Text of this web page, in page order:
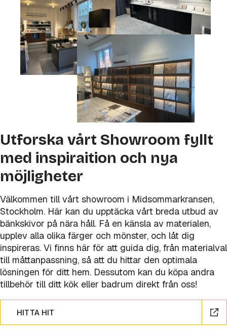
Utforska vårt Showroom fyllt
med inspiraition och nya
möjligheter
Välkommen till vårt showroom i Midsommarkransen,
Stockholm. Här kan du upptäcka vårt breda utbud av
bänkskivor på nära håll. Få en känsla av materialen,
upplev alla olika färger och mönster, och låt dig
inspireras. Vi finns här för att guida dig, från materialval
till måttanpassning, så att du hittar den optimala
lösningen för ditt hem. Dessutom kan du köpa andra
tillbehör till ditt kök eller badrum direkt från oss!
HITTA HIT